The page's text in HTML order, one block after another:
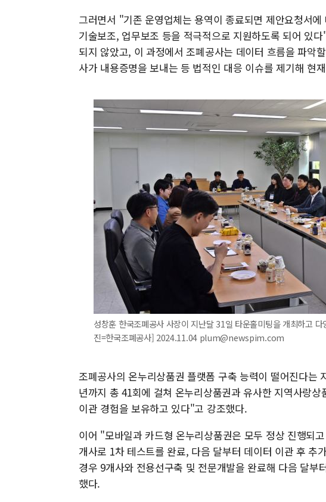
그러면서 "기존 운영업체는 용역이 종료되면 제안요청서
기술보조, 업무보조 등을 적극적으로 지원하도록 되어 있
되지 않았고, 이 과정에서 조폐공사는 데이터 흐름을 파악
사가 내용증명을 보내는 등 법적인 대응 이슈를 제기해 현
성창훈 한국조폐공사 사장이 지난달 31일 타운홀미팅을 개최하고
진=한국조폐공사] 2024.11.04 plum@newspim.com
조폐공사의 온누리상품권 플랫폼 구축 능력이 떨어진다는
년까지 총 41회에 걸쳐 온누리상품권과 유사한 지역사랑
이관 경험을 보유하고 있다"고 강조했다.
이어 "모바일과 카드형 온누리상품권은 모두 정상 진행되
개사로 1차 테스트를 완료, 다음 달부터 데이터 이관 후 추
경우 9개사와 전용선구축 및 전문개발을 완료해 다음 달
했다.